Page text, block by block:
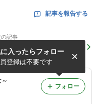
記事を報告する
の記事
年末年始休業のお知らせ
入ったらフォロー
登録は不要です
フォロー